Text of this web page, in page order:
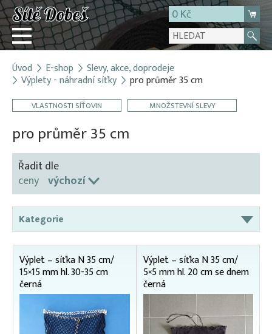
0 Kč
Přihlásit
Registrace
E-shop
O firmě
Kontakt
Úvod E-shop Slevy, akce, doprodeje
Výplety - náhradní síťky pro průměr 35 cm
VLASTNOSTI SÍŤOVIN MNOŽSTEVNÍ SLEVY
pro průměr 35 cm
Řadit dle
ceny výchozí
Kategorie
Broďáky
Dekorační/bavlněné sítě
Ochranné sítě
Výplet – síťka N 35 cm/
15×15 mm hl. 30-35 cm
černá
Výplet – síťka N 35 cm/
5×5 mm hl. 20 cm se dnem
černá